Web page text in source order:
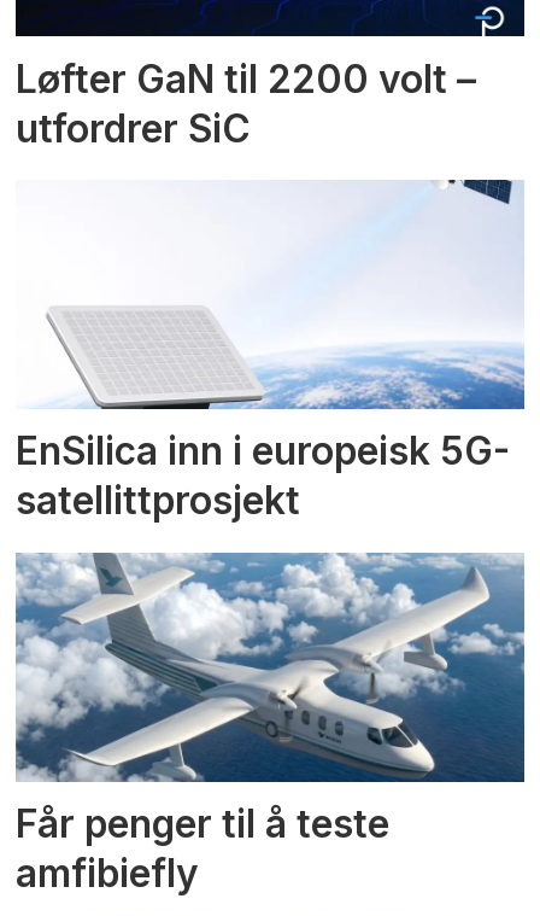
Løfter GaN til 2200 volt –
utfordrer SiC
EnSilica inn i europeisk 5G-
satellittprosjekt
Får penger til å teste
amfibiefly